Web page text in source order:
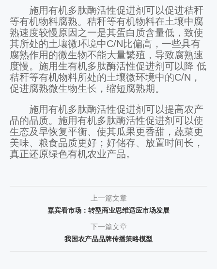
施用有机多肽酶活性促进剂可以促进秸秆
等有机物料腐熟。秸秆等有机物料在土壤中腐
熟速度较慢原因之一是其蛋白质含量低，致使
其所处的土壤微环境中C/N比偏高，一些具有
腐熟作用的微生物不能大量繁殖，导致腐熟速
度慢。施用生有机多肽酶活性促进剂可以降 低
秸秆等有机物料所处的土壤微环境中的C/N，
促进腐熟微生物生长，缩短腐熟期。
施用有机多肽酶活性促进剂可以提高农产
品的品质。施用有机多肽酶活性促进剂可以使
生态及早恢复平衡、使其瓜果更香甜，蔬菜更
美味、粮食品质更好；好储存、放置时间长，
真正还原绿色有机农业产品。
上一篇文章
嘉宾看市场：转型商业思维适应市场发展
下一篇文章
我国农产品品牌传播策略模型